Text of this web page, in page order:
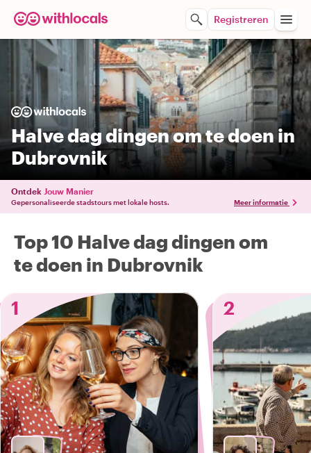
Registreren
Halve dag dingen om te doen in
Dubrovnik
Ontdek Jouw Manier
Gepersonaliseerde stadstours met lokale hosts. Meer informatie
Top 10 Halve dag dingen om
te doen in Dubrovnik
1
2